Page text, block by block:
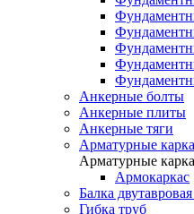
Анкерные болты
Анкерные плиты
Анкерные тяги
Арматурные
Арматурные
Армокаркас
Балка
Гибка труб